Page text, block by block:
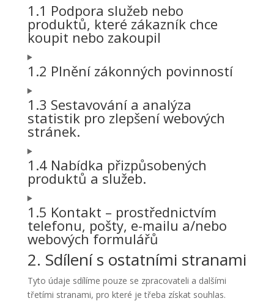
1.1 Podpora služeb nebo
produktů, které zákazník chce
koupit nebo zakoupil
1.2 Plnění zákonných povinností
1.3 Sestavování a analýza
statistik pro zlepšení webových
stránek.
1.4 Nabídka přizpůsobených
produktů a služeb.
1.5 Kontakt – prostřednictvím
telefonu, pošty, e-mailu a/nebo
webových formulářů
2. Sdílení s ostatními stranami
Tyto údaje sdílíme pouze se zpracovateli a dalšími
třetími stranami, pro které je třeba získat souhlas.